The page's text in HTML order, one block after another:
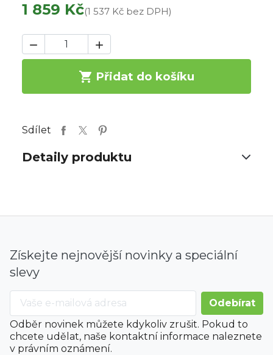
1 859 Kč(1 537 Kč bez DPH)
 
 Přidat do košíku
Sdílet
Detaily produktu
Získejte nejnovější novinky a speciální
slevy
Odběr novinek můžete kdykoliv zrušit. Pokud to
chcete udělat, naše kontaktní informace naleznete
v právním oznámení.